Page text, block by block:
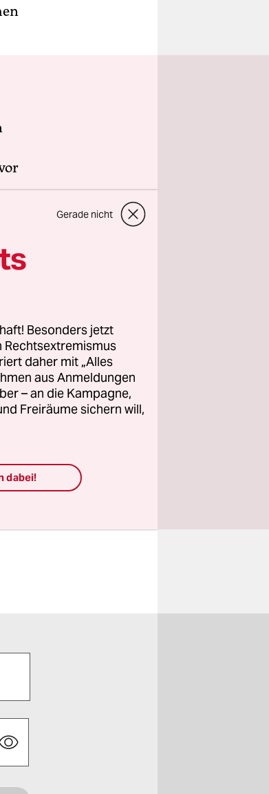
21
Gerade nicht
Besonders jetzt
Rechtsextremismus
daher mit „Alles
aus Anmeldungen
– an die Kampagne,
Freiräume sichern will,
dabei!